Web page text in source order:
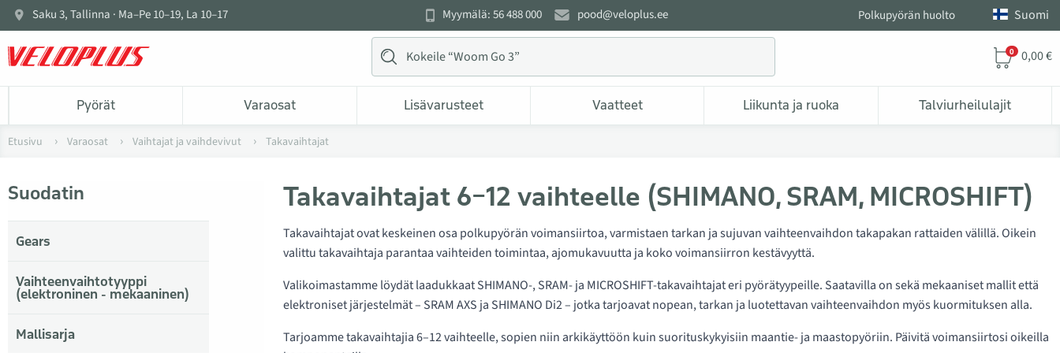
Saku 3, Tallinna · Ma–Pe 10–19, La 10–17 Myymälä: 56 488 000 pood@veloplus.ee Polkupyörän huolto Suomi
0 0,00 €
Pyörät Varaosat Lisävarusteet Vaatteet Liikunta ja ruoka Talviurheilulajit
Etusivu Varaosat Vaihtajat ja vaihdevivut Takavaihtajat
Takavaihtajat 6–12 vaihteelle (SHIMANO, SRAM, MICROSHIFT)
Takavaihtajat ovat keskeinen osa polkupyörän voimansiirtoa, varmistaen tarkan ja sujuvan vaihteenvaihdon takapakan rattaiden välillä. Oikein
valittu takavaihtaja parantaa vaihteiden toimintaa, ajomukavuutta ja koko voimansiirron kestävyyttä.
Valikoimastamme löydät laadukkaat SHIMANO-, SRAM- ja MICROSHIFT-takavaihtajat eri pyörätyypeille. Saatavilla on sekä mekaaniset mallit että
elektroniset järjestelmät – SRAM AXS ja SHIMANO Di2 – jotka tarjoavat nopean, tarkan ja luotettavan vaihteenvaihdon myös kuormituksen alla.
Tarjoamme takavaihtajia 6–12 vaihteelle, sopien niin arkikäyttöön kuin suorituskykyisiin maantie- ja maastopyöriin. Päivitä voimansiirtosi oikeilla
Suodatin
Gears
Vaihteenvaihtotyyppi
(elektroninen - mekaaninen)
Mallisarja